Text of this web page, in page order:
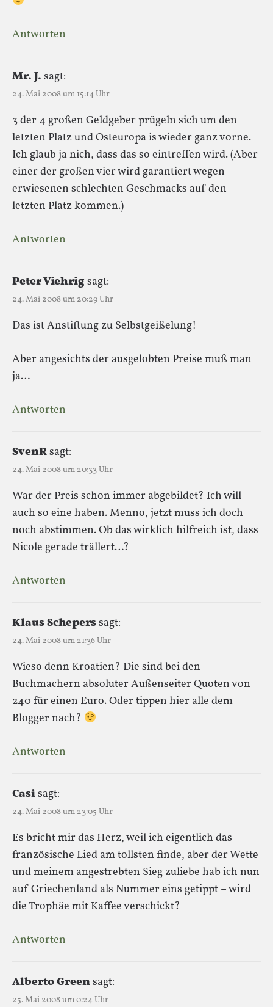
Antworten
Mr. J. sagt:
24. Mai 2008 um 15:14 Uhr
3 der 4 großen Geldgeber prügeln sich um den
letzten Platz und Osteuropa is wieder ganz vorne.
Ich glaub ja nich, dass das so eintreffen wird. (Aber
einer der großen vier wird garantiert wegen
erwiesenen schlechten Geschmacks auf den
letzten Platz kommen.)
Antworten
Peter Viehrigsagt:
24. Mai 2008 um 20:29 Uhr
Das ist Anstiftung zu Selbstgeißelung!
Aber angesichts der ausgelobten Preise muß man
ja…
Antworten
SvenRsagt:
24. Mai 2008 um 20:33 Uhr
War der Preis schon immer abgebildet? Ich will
auch so eine haben. Menno, jetzt muss ich doch
noch abstimmen. Ob das wirklich hilfreich ist, dass
Nicole gerade trällert…?
Antworten
Klaus Scheperssagt:
24. Mai 2008 um 21:36 Uhr
Wieso denn Kroatien? Die sind bei den
Buchmachern absoluter Außenseiter Quoten von
240 für einen Euro. Oder tippen hier alle dem
Blogger nach?
Antworten
Casisagt:
24. Mai 2008 um 23:05 Uhr
Es bricht mir das Herz, weil ich eigentlich das
französische Lied am tollsten finde, aber der Wette
und meinem angestrebten Sieg zuliebe hab ich nun
auf Griechenland als Nummer eins getippt – wird
die Trophäe mit Kaffee verschickt?
Antworten
Alberto Greensagt:
25. Mai 2008 um 0:24 Uhr